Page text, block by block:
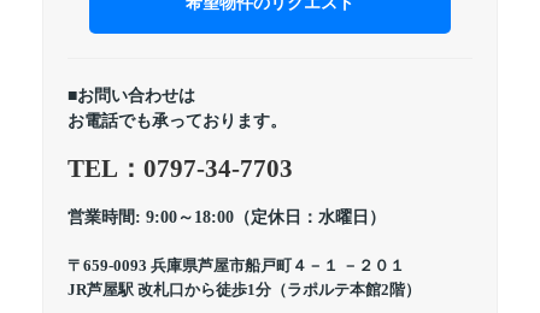
■お問い合わせは
お電話でも承っております。
TEL：0797-34-7703
営業時間: 9:00～18:00（定休日：水曜日）
〒659-0093 兵庫県芦屋市船戸町４－１ －２０１
JR芦屋駅 改札口から徒歩1分（ラポルテ本館2階）